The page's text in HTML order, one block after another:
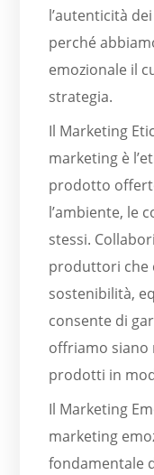
l’autenticità
perché
emozionale il
strategia.
Il Marketing
marketing è
prodotto
l’ambiente, le
stessi.
produttori che
sostenibilità,
consente di
offriamo siano
prodotti in
Il Marketing
marketing
fondamentale